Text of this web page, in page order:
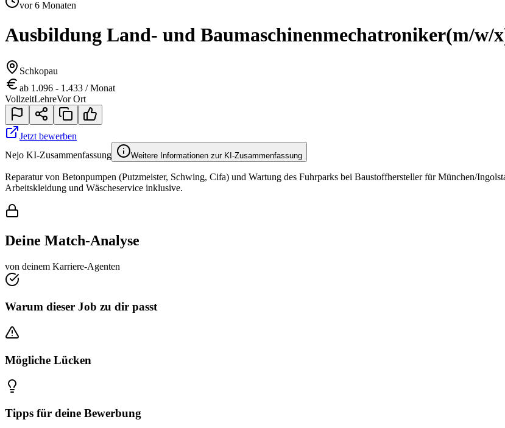
vor 6 Monaten
Ausbildung Land- und Baumaschinenmechatroniker(m/w/
Schkopau
ab 1.096 - 1.433 / Monat
VollzeitLehreVor Ort
Jetzt bewerben
Nejo KI-Zusammenfassung
Weitere Informationen zur KI-Zusammenfassung
Reparatur von Betonpumpen (Putzmeister, Schwing, Cifa) und Wartung des Fuhrparks bei Baustoffhersteller für München/
Arbeitskleidung und Wäscheservice inklusive.
Deine Match-Analyse
von deinem Karriere-Agenten
Warum dieser Job zu dir passt
Mögliche Lücken
Tipps für deine Bewerbung